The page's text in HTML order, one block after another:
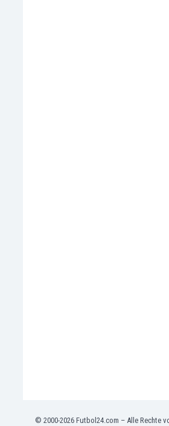
Gabun
© 2000-2026 Futbol24.com – Alle Rechte